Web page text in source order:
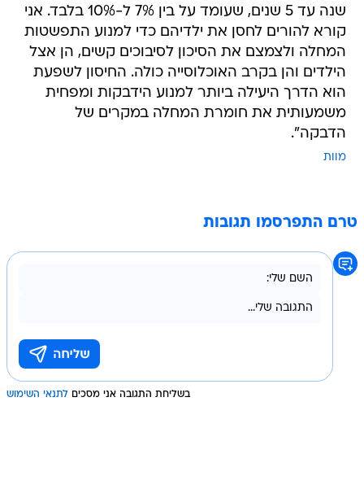
המחלה ולצמצם את הסיכון לסיבוכים קשים, הן אצל
הילדים והן בקרב האוכלוסייה כולה. החיסון לשפעת
הוא הדרך היעילה ביותר למנוע הידבקות ומפחית
משמעותית את חומרת המחלה במקרים של
הדבקה".
מוות
בשליחת התגובה אני מסכים לתנאי השימוש